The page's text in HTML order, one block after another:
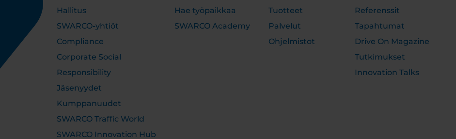
Hallitus
SWARCO-yhtiöt
Compliance
Corporate Social
Responsibility
Jäsenyydet
Kumppanuudet
SWARCO Traffic World
SWARCO Innovation Hub
Hae työpaikkaa
SWARCO Academy
Tuotteet
Palvelut
Ohjelmistot
Referenssit
Tapahtumat
Drive On Magazine
Tutkimukset
Innovation Talks